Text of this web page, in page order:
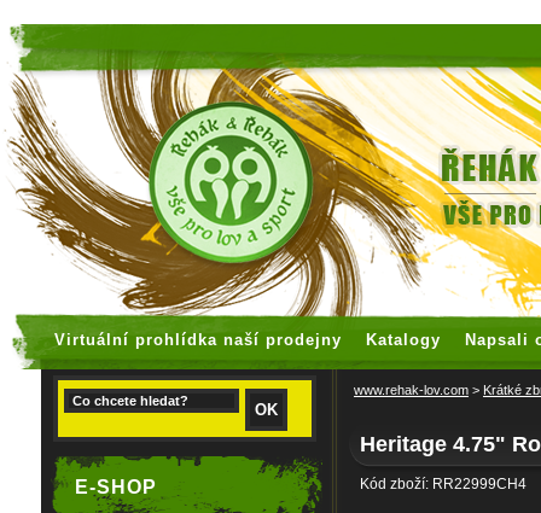
Virtuální prohlídka naší prodejny Katalogy Napsali
E-SHOP
www.rehak-lov.com > Krátké
Heritage 4.75"
Kód zboží: RR22999CH4